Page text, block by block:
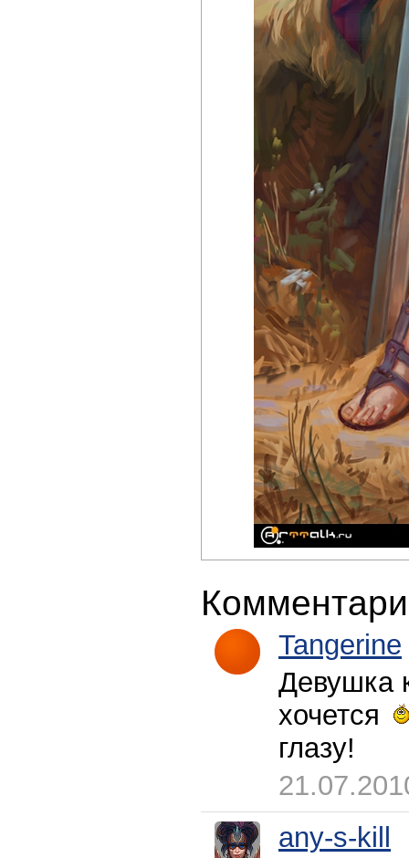
Tangerine
Девушка
хочется
глазу!
any-s-kill